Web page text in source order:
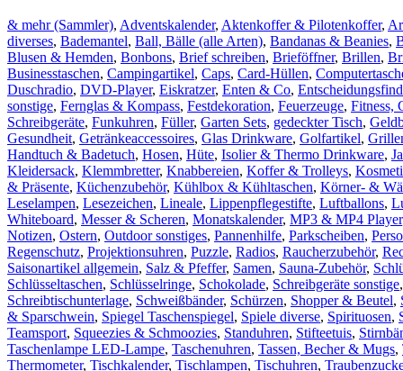
& mehr (Sammler), Adventskalender, Aktenkoffer & Pilotenkoffer,
diverses, Bademantel, Ball, Bälle (alle Arten), Bandanas & Beanies,
Blusen & Hemden, Bonbons, Brief schreiben, Brieföffner, Brillen,
Businesstaschen, Campingartikel, Caps, Card-Hüllen,
Duschradio, DVD-Player, Eiskratzer, Enten & Co,
sonstige, Fernglas & Kompass, Festdekoration, Feuerzeuge, Fitness,
Schreibgeräte, Funkuhren, Füller, Garten Sets, gedeckter Tisch,
Gesundheit, Getränkeaccessoires, Glas Drinkware, Golfartikel,
Handtuch & Badetuch, Hosen, Hüte, Isolier & Thermo Drinkware,
Kleidersack, Klemmbretter, Knabbereien, Koffer & Trolleys,
& Präsente, Küchenzubehör, Kühlbox & Kühltaschen, Körner- &
Leselampen, Lesezeichen, Lineale, Lippenpflegestifte, Luftballons,
Whiteboard, Messer & Scheren, Monatskalender, MP3 & MP4 Player
Notizen, Ostern, Outdoor sonstiges, Pannenhilfe, Parkscheiben,
Regenschutz, Projektionsuhren, Puzzle, Radios, Raucherzubehör,
Saisonartikel allgemein, Salz & Pfeffer, Samen, Sauna-Zubehör,
Schlüsseltaschen, Schlüsselringe, Schokolade, Schreibgeräte sonstige
Schreibtischunterlage, Schweißbänder, Schürzen, Shopper & Beutel,
& Sparschwein, Spiegel Taschenspiegel, Spiele diverse, Spirituosen,
Teamsport, Squeezies & Schmoozies, Standuhren, Stifteetuis,
Taschenlampe LED-Lampe, Taschenuhren, Tassen, Becher & Mugs,
Thermometer, Tischkalender, Tischlampen, Tischuhren,